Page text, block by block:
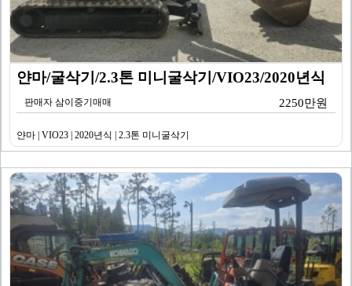
얀마/굴삭기/2.3톤 미니굴삭기/VIO23/2020년식
판매자 삼이중기매매 2250만원
얀마 | VIO23 | 2020년식 | 2.3톤 미니굴삭기